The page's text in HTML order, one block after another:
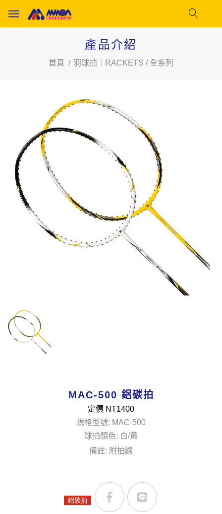
產品介紹
首頁 羽球拍｜RACKETS / 全系列
MAC-500 鋁碳拍
定價 NT1400
規格型號: MAC-500
球拍顏色: 白/黃
備註: 附拍線
鋁碳拍